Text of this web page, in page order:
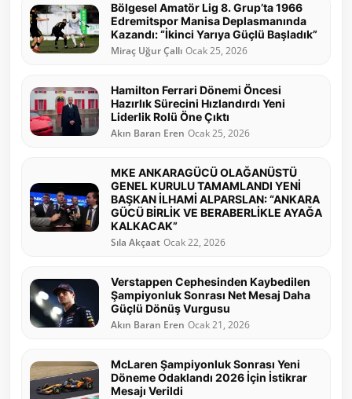
Bölgesel Amatör Lig 8. Grup’ta 1966
Edremitspor Manisa Deplasmanında
Kazandı: “İkinci Yarıya Güçlü Başladık”
Miraç Uğur Çallı Ocak 25, 2026
Hamilton Ferrari Dönemi Öncesi
Hazırlık Sürecini Hızlandırdı Yeni
Liderlik Rolü Öne Çıktı
Akın Baran Eren Ocak 25, 2026
MKE ANKARAGÜCÜ OLAĞANÜSTÜ
GENEL KURULU TAMAMLANDI YENİ
BAŞKAN İLHAMİ ALPARSLAN: “ANKARA
GÜCÜ BİRLİK VE BERABERLİKLE AYAĞA
KALKACAK”
Sıla Akçaat Ocak 22, 2026
Verstappen Cephesinden Kaybedilen
Şampiyonluk Sonrası Net Mesaj Daha
Güçlü Dönüş Vurgusu
Akın Baran Eren Ocak 21, 2026
McLaren Şampiyonluk Sonrası Yeni
Döneme Odaklandı 2026 İçin İstikrar
Mesajı Verildi